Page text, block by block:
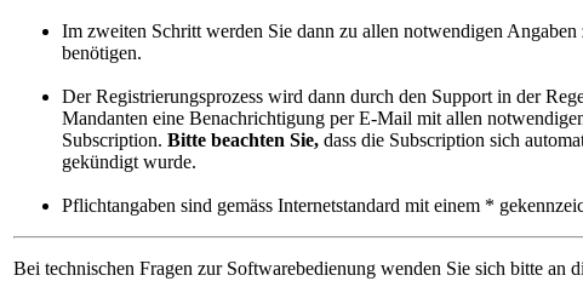
Im zweiten Schritt werden Sie dann zu allen notwendigen
benötigen.
Der Registrierungsprozess wird dann durch den Support in der
Mandanten eine Benachrichtigung per E-Mail mit allen
Subscription. Bitte beachten Sie, dass die Subscription sich
gekündigt wurde.
Pflichtangaben sind gemäss Internetstandard mit einem *
Bei technischen Fragen zur Softwarebedienung wenden Sie sich bitte